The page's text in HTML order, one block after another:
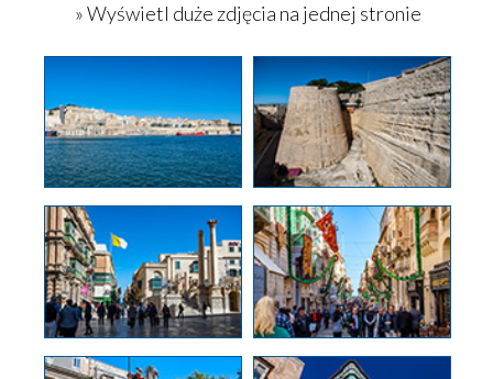
» Wyświetl duże zdjęcia na jednej stronie